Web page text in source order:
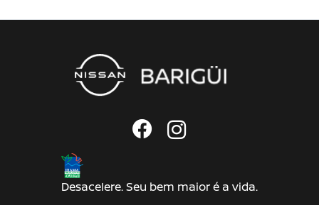
Desacelere. Seu bem maior é a vida.